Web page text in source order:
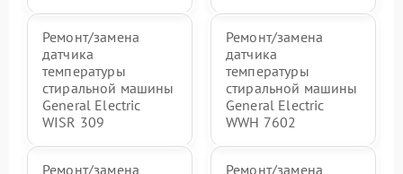
Ремонт/замена
датчика
температуры
стиральной машины
General Electric
WISR 309
Ремонт/замена
датчика
температуры
стиральной машины
General Electric
WWH 7602
Ремонт/замена Ремонт/замена